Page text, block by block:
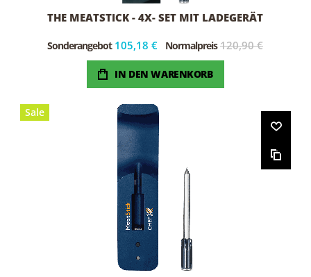
THE MEATSTICK - 4X- SET MIT LADEGERÄT
Sonderangebot 105,18 € Normalpreis 120,90 €
IN DEN WARENKORB
Sale